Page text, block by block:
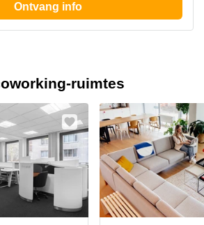
Ontvang info
ruimtes